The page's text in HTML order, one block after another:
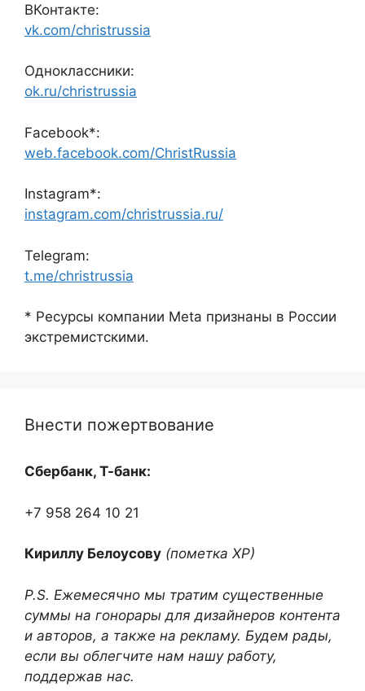
ВКонтакте:
vk.com/christrussia
Одноклассники:
ok.ru/christrussia
Facebook*:
web.facebook.com/ChristRussia
Instagram*:
instagram.com/christrussia.ru/
Telegram:
t.me/christrussia
* Ресурсы компании Meta признаны в России
экстремистскими.
Внести пожертвование
Сбербанк, Т-банк:
+7 958 264 10 21
Кириллу Белоусову (пометка ХР)
P.S. Ежемесячно мы тратим существенные
суммы на гонорары для дизайнеров контента
и авторов, а также на рекламу. Будем рады,
если вы облегчите нам нашу работу,
поддержав нас.